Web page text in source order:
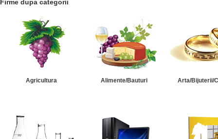
Firme dupa categorii
Agricultura Alimente/Bauturi Arta/Bijuterii/